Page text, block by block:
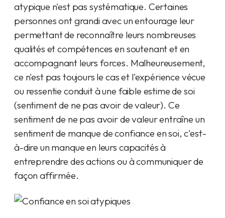
atypique n'est pas systématique. Certaines
personnes ont grandi avec un entourage leur
permettant de reconnaître leurs nombreuses
qualités et compétences en soutenant et en
accompagnant leurs forces. Malheureusement,
ce n'est pas toujours le cas et l'expérience vécue
ou ressentie conduit à une faible estime de soi
(sentiment de ne pas avoir de valeur). Ce
sentiment de ne pas avoir de valeur entraîne un
sentiment de manque de confiance en soi, c'est-
à-dire un manque en leurs capacités à
entreprendre des actions ou à communiquer de
façon affirmée.